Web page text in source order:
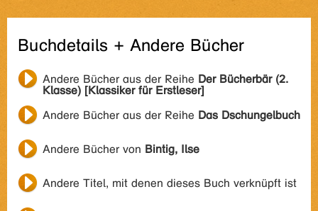
Buchdetails + Andere Bücher
Andere Bücher aus der Reihe Der Bücherbär (2.
Klasse) [Klassiker für Erstleser]
Andere Bücher aus der Reihe Das Dschungelbuch
Andere Bücher von Bintig, Ilse
Andere Titel, mit denen dieses Buch verknüpft ist